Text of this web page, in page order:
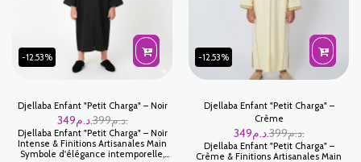
-12.53%
Djellaba Enfant "Petit Charga" – Noir
399 د.م. 349 د.م.
Djellaba Enfant "Petit Charga" – Noir
Intense & Finitions Artisanales Main
Symbole d'élégance intemporelle,
-12.53%
Djellaba Enfant "Petit Charga" –
Crème
399 د.م. 349 د.م.
Djellaba Enfant "Petit Charga" –
Crème & Finitions Artisanales Main